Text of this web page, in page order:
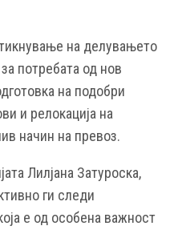
на делувањето
потребата од нов
на подобри
и релокација на
начин на превоз.
Лилјана Затуроска,
ги следи
е од особена важност